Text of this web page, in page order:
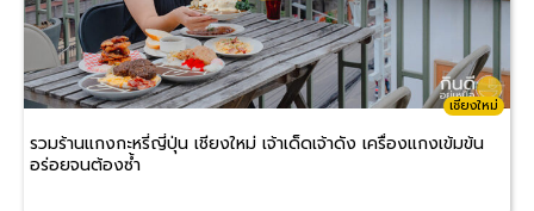
เชียงใหม่
รวมร้านแกงกะหรี่ญี่ปุ่น เชียงใหม่ เจ้าเด็ดเจ้าดัง เครื่องแกงเข้มข้น
อร่อยจนต้องซ้ำ